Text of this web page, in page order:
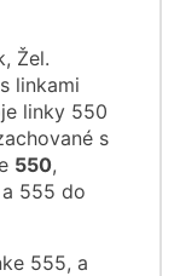
Žel.
linkami
linky 550
s
550,
555 do
555, a